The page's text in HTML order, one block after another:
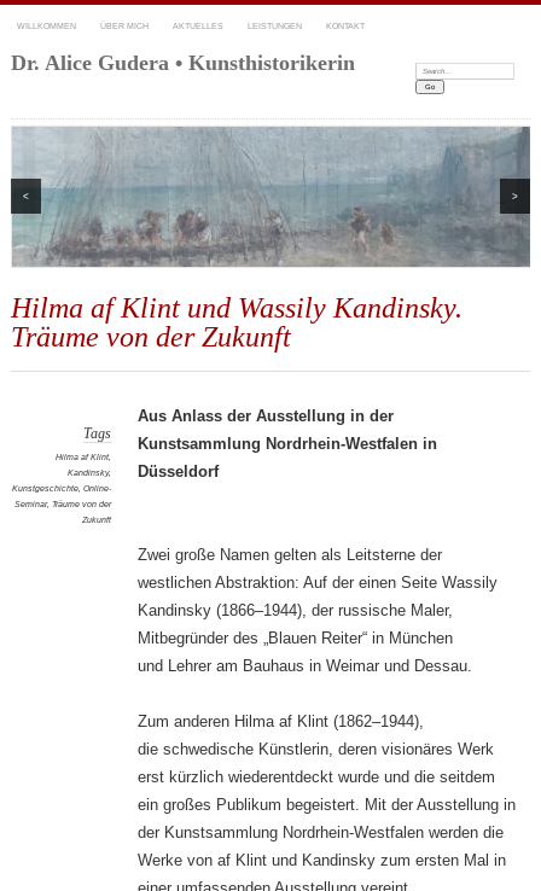
WILLKOMMEN ÜBER MICH AKTUELLES LEISTUNGEN KONTAKT
Dr. Alice Gudera • Kunsthistorikerin Search:
< >
Hilma af Klint und Wassily Kandinsky.
Träume von der Zukunft
Tags
Hilma af Klint,
Kandinsky,
Kunstgeschichte, Online-
Seminar, Träume von der
Zukunft
Aus Anlass der Ausstellung in der
Kunstsammlung Nordrhein-Westfalen in
Düsseldorf
Zwei große Namen gelten als Leitsterne der
westlichen Abstraktion: Auf der einen Seite Wassily
Kandinsky (1866–1944), der russische Maler,
Mitbegründer des „Blauen Reiter“ in München
und Lehrer am Bauhaus in Weimar und Dessau.
Zum anderen Hilma af Klint (1862–1944),
die schwedische Künstlerin, deren visionäres Werk
erst kürzlich wiederentdeckt wurde und die seitdem
ein großes Publikum begeistert. Mit der Ausstellung in
der Kunstsammlung Nordrhein-Westfalen werden die
Werke von af Klint und Kandinsky zum ersten Mal in